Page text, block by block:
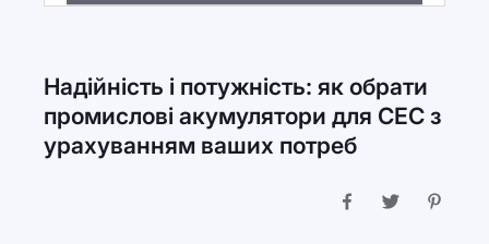
Надійність і потужність: як обрати
промислові акумулятори для СЕС з
урахуванням ваших потреб